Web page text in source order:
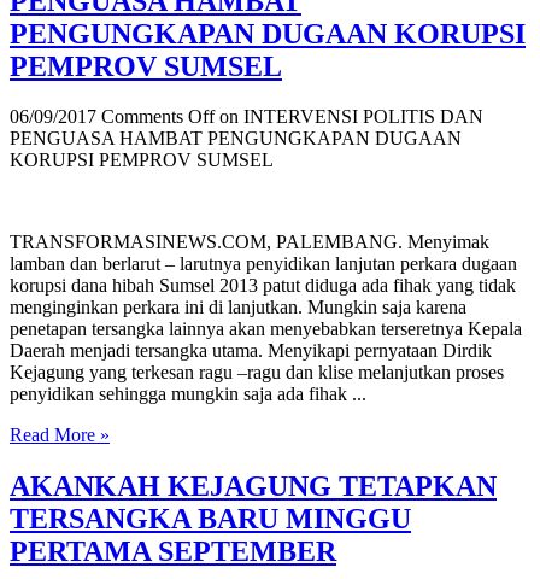
PENGUNGKAPAN DUGAAN KORUPSI
PEMPROV SUMSEL
06/09/2017 Comments Offon INTERVENSI POLITIS DAN
PENGUASA HAMBAT PENGUNGKAPAN DUGAAN
KORUPSI PEMPROV SUMSEL
TRANSFORMASINEWS.COM, PALEMBANG. Menyimak
lamban dan berlarut – larutnya penyidikan lanjutan perkara dugaan
korupsi dana hibah Sumsel 2013 patut diduga ada fihak yang tidak
menginginkan perkara ini di lanjutkan. Mungkin saja karena
penetapan tersangka lainnya akan menyebabkan terseretnya Kepala
Daerah menjadi tersangka utama. Menyikapi pernyataan Dirdik
Kejagung yang terkesan ragu –ragu dan klise melanjutkan proses
penyidikan sehingga mungkin saja ada fihak ...
Read More »
AKANKAH KEJAGUNG TETAPKAN
TERSANGKA BARU MINGGU
PERTAMA SEPTEMBER